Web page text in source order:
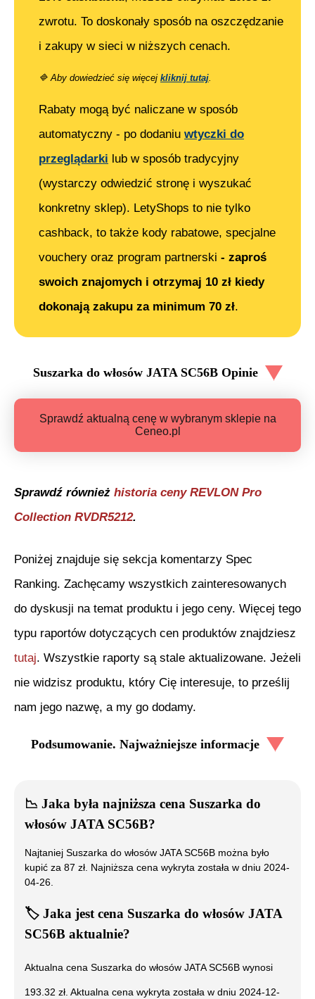
zwrotu. To doskonały sposób na oszczędzanie
i zakupy w sieci w niższych cenach.
🔷 Aby dowiedzieć się więcej kliknij tutaj.
Rabaty mogą być naliczane w sposób
automatyczny - po dodaniu wtyczki do
przeglądarki lub w sposób tradycyjny
(wystarczy odwiedzić stronę i wyszukać
konkretny sklep). LetyShops to nie tylko
cashback, to także kody rabatowe, specjalne
vouchery oraz program partnerski - zaproś
swoich znajomych i otrzymaj 10 zł kiedy
dokonają zakupu za minimum 70 zł.
Suszarka do włosów JATA SC56BOpinie
Sprawdź aktualną cenę w wybranym sklepie na
Ceneo.pl
Sprawdź również historia ceny REVLON Pro
Collection RVDR5212.
Poniżej znajduje się sekcja komentarzy Spec
Ranking. Zachęcamy wszystkich zainteresowanych
do dyskusji na temat produktu i jego ceny. Więcej tego
typu raportów dotyczących cen produktów znajdziesz
tutaj. Wszystkie raporty są stale aktualizowane. Jeżeli
nie widzisz produktu, który Cię interesuje, to prześlij
nam jego nazwę, a my go dodamy.
Podsumowanie. Najważniejsze informacje
📉 Jaka była najniższa cena Suszarka do
włosów JATA SC56B?
Najtaniej Suszarka do włosów JATA SC56B można było
kupić za 87 zł. Najniższa cena wykryta została w dniu 2024-
04-26
🏷️ Jaka jest cena Suszarka do włosów JATA
SC56B aktualnie?
Aktualna cena Suszarka do włosów JATA SC56B wynosi
193.32 zł. Aktualna cena wykryta została w dniu 2024-12-